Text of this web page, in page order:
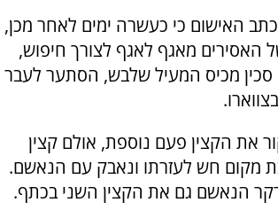
האישום כי כעשרה ימים לאחר מכן,
מאגף לאגף לצורך חיפוש,
סכין מכיס המעיל שלבש, הסתער לעבר
את הקצין פעם נוספת, אולם קצין
מקום חש לעזרתו ונאבק עם הנאשם.
הנאשם גם את הקצין השני בכתף.